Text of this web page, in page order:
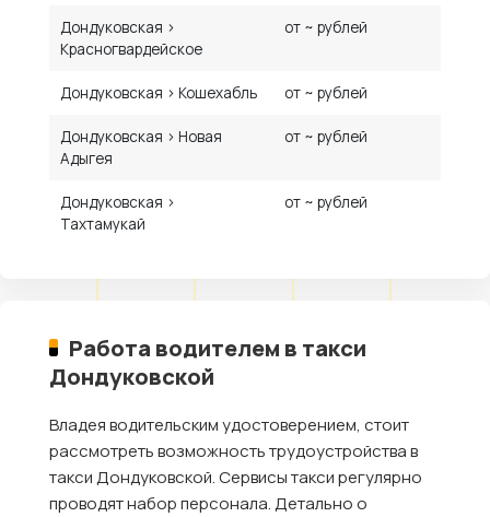
Дондуковская ›
Красногвардейское
от ~ рублей
Дондуковская › Кошехабль от ~ рублей
Дондуковская › Новая
Адыгея
от ~ рублей
Дондуковская ›
Тахтамукай
от ~ рублей
Работа водителем в такси
Дондуковской
Владея водительским удостоверением, стоит
рассмотреть возможность трудоустройства в
такси Дондуковской. Сервисы такси регулярно
проводят набор персонала. Детально о